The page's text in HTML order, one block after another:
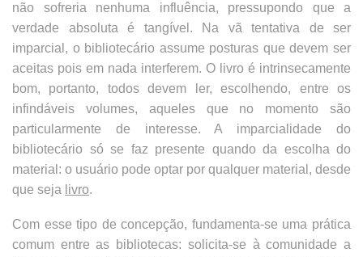
não sofreria nenhuma influência, pressupondo que a
verdade absoluta é tangível. Na vã tentativa de ser
imparcial, o bibliotecário assume posturas que devem ser
aceitas pois em nada interferem. O livro é intrinsecamente
bom, portanto, todos devem ler, escolhendo, entre os
infindáveis volumes, aqueles que no momento são
particularmente de interesse. A imparcialidade do
bibliotecário só se faz presente quando da escolha do
material: o usuário pode optar por qualquer material, desde
que seja livro.
Com esse tipo de concepção, fundamenta-se uma prática
comum entre as bibliotecas: solicita-se à comunidade a